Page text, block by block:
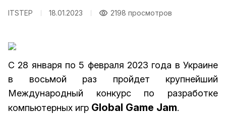
ITSTEP 18.01.2023 2198 просмотров
С 28 января по 5 февраля 2023 года в Украине
в восьмой раз пройдет крупнейший
Международный конкурс по разработке
компьютерных игр Global Game Jam.